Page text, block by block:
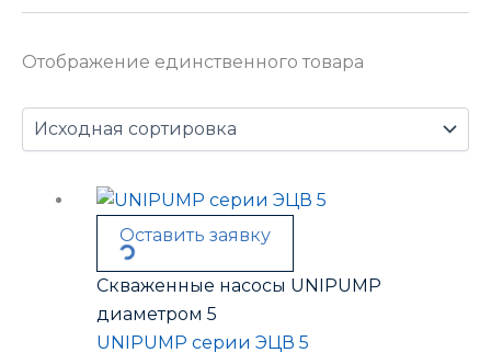
Отображение единственного товара
Оставить заявку
Скваженные насосы UNIPUMP
диаметром 5
UNIPUMP серии ЭЦВ 5